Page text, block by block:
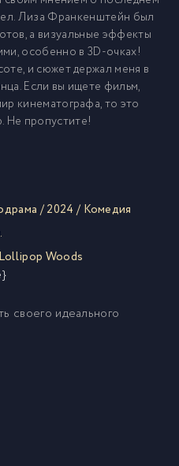
Лиза Франкенштейн был
а визуальные эффекты
особенно в 3D-очках!
и сюжет держал меня в
Если вы ищете фильм,
кинематографа, то это
Не пропустите!
/2024 / Комедия
Lollipop Woods
своего идеального